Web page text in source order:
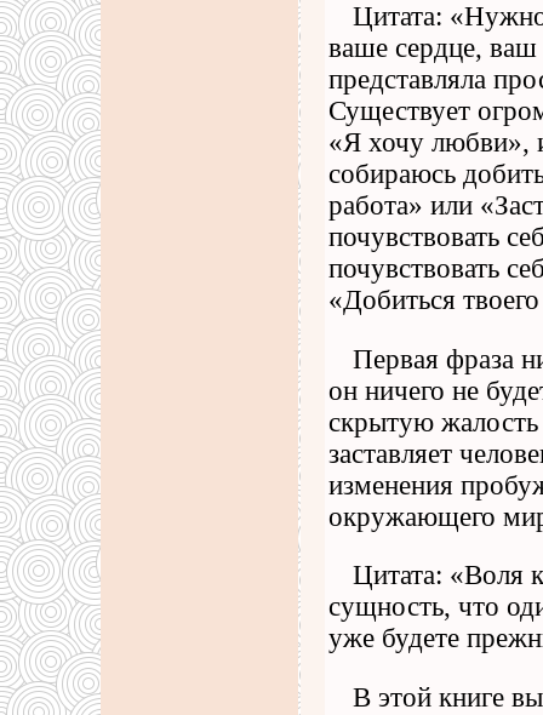
Цитата:
ваше сердце, ваш
представляла
Существует
«Я хочу любви»,
собираюсь
работа» или
почувствовать
почувствовать
«Добиться
Первая фраза
он ничего не
скрытую жалость
заставляет
изменения
окружающего
Цитата: «Воля
сущность, что
уже будете
В этой книге